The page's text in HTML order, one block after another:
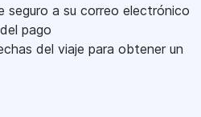
seguro a su correo electrónico
pago
del viaje para obtener un